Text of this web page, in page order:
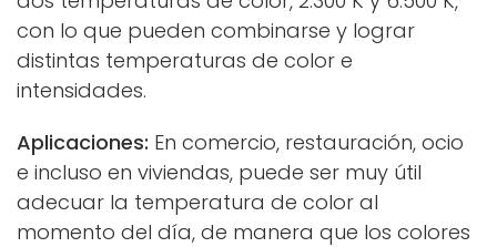
con lo que pueden combinarse y lograr
distintas temperaturas de color e
intensidades.
Aplicaciones: En comercio, restauración, ocio
e incluso en viviendas, puede ser muy útil
adecuar la temperatura de color al
momento del día, de manera que los colores